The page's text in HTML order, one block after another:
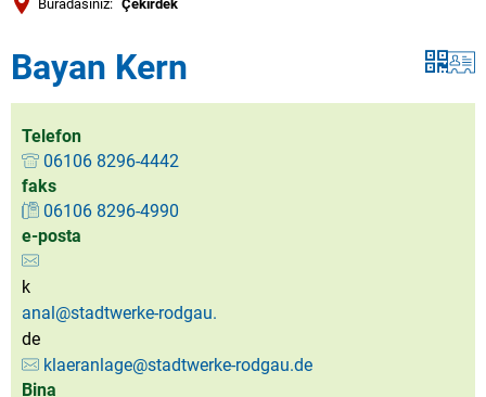
Buradasınız: Çekirdek
Bayan Kern
Telefon
06106 8296-4442
faks
06106 8296-4990
e-posta
k
anal@stadtwerke-rodgau.
de
klaeranlage@stadtwerke-rodgau.de
Bina